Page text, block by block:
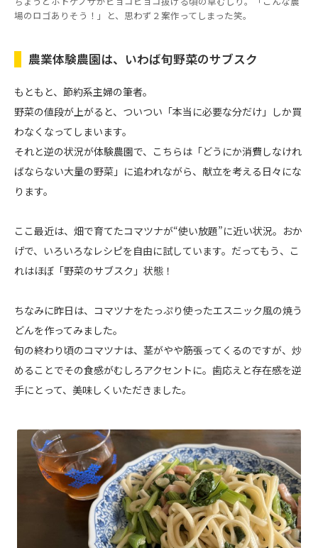
場のロゴありそう！」と、思わず２案作ってしまった笑。
農業体験農園は、いわば旬野菜のサブスク
もともと、節約系主婦の筆者。
野菜の値段が上がると、ついつい「本当に必要な分だけ」しか買
わなくなってしまいます。
それと逆の状況が体験農園で、こちらは「どうにか消費しなけれ
ばならない大量の野菜」に追われながら、献立を考える日々にな
ります。
ここ最近は、畑で育てたコマツナが“使い放題”に近い状況。おか
げで、いろいろなレシピを自由に試しています。だってもう、こ
れはほぼ「野菜のサブスク」状態！
ちなみに昨日は、コマツナをたっぷり使ったエスニック風の焼う
どんを作ってみました。
旬の終わり頃のコマツナは、茎がやや筋張ってくるのですが、炒
めることでその食感がむしろアクセントに。歯応えと存在感を逆
手にとって、美味しくいただきました。